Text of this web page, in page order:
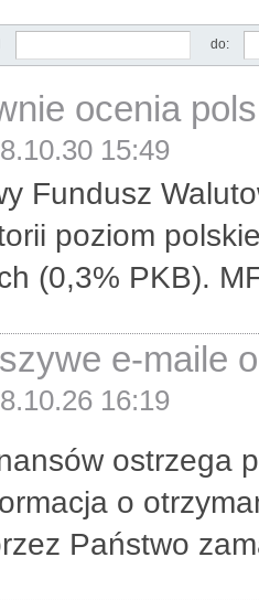
do:
ocenia
15:49
Fundusz
poziom
(0,3% PKB).
e-maile
16:19
ostrzega
o
Państwo